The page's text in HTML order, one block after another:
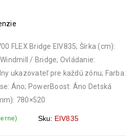
FLEX Bridge EIV835; Šírka (cm):
/ Bridge; Ovládanie:
ukazovateľ pre každú zónu; Farba:
Áno; PowerBoost: Áno Detská
780×520
Sku: EIV835